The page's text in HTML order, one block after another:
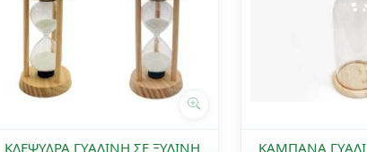
ΚΛΕΨΥΔΡΑ ΓΥΑΛΙΝΗ ΣΕ ΞΥΛΙΝΗ ΚΑΜΠΑΝΑ